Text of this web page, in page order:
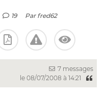
19 Par fred62
7 messages
le 08/07/2008 à 14:21